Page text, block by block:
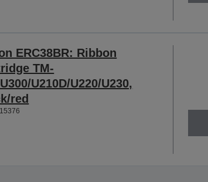
ERC38BR: Ribbon
TM-
U210D/U220/U230,
red